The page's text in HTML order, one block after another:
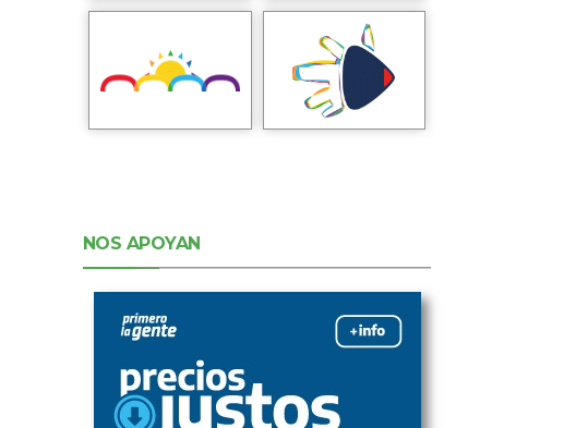
NOS APOYAN